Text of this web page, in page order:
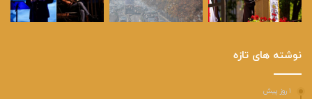
نوشته های تازه
۱ روز پیش